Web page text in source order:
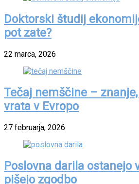
Doktorski študij
pot zate?
22 marca, 2026
Tečaj nemščine –
vrata v Evropo
27 februarja, 2026
Poslovna darila ostanejo
pišejo zgodbo